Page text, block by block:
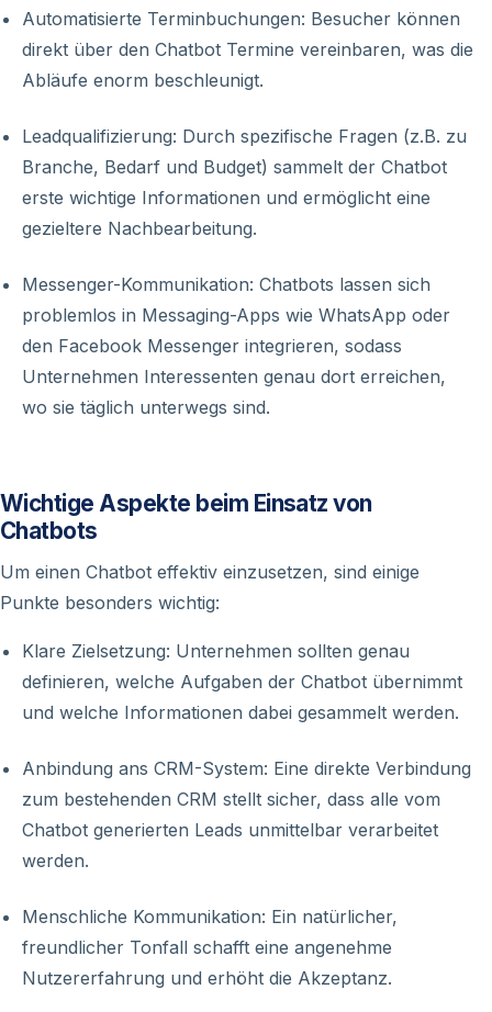
Automatisierte Terminbuchungen: Besucher können
direkt über den Chatbot Termine vereinbaren, was die
Abläufe enorm beschleunigt.
Leadqualifizierung: Durch spezifische Fragen (z.B. zu
Branche, Bedarf und Budget) sammelt der Chatbot
erste wichtige Informationen und ermöglicht eine
gezieltere Nachbearbeitung.
Messenger-Kommunikation: Chatbots lassen sich
problemlos in Messaging-Apps wie WhatsApp oder
den Facebook Messenger integrieren, sodass
Unternehmen Interessenten genau dort erreichen,
wo sie täglich unterwegs sind.
Wichtige Aspekte beim Einsatz von
Chatbots
Um einen Chatbot effektiv einzusetzen, sind einige
Punkte besonders wichtig:
Klare Zielsetzung: Unternehmen sollten genau
definieren, welche Aufgaben der Chatbot übernimmt
und welche Informationen dabei gesammelt werden.
Anbindung ans CRM-System: Eine direkte Verbindung
zum bestehenden CRM stellt sicher, dass alle vom
Chatbot generierten Leads unmittelbar verarbeitet
werden.
Menschliche Kommunikation: Ein natürlicher,
freundlicher Tonfall schafft eine angenehme
Nutzererfahrung und erhöht die Akzeptanz.